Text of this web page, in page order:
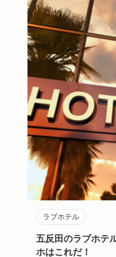
ラブホテル
五反田のラブホテ
ホはこれだ！